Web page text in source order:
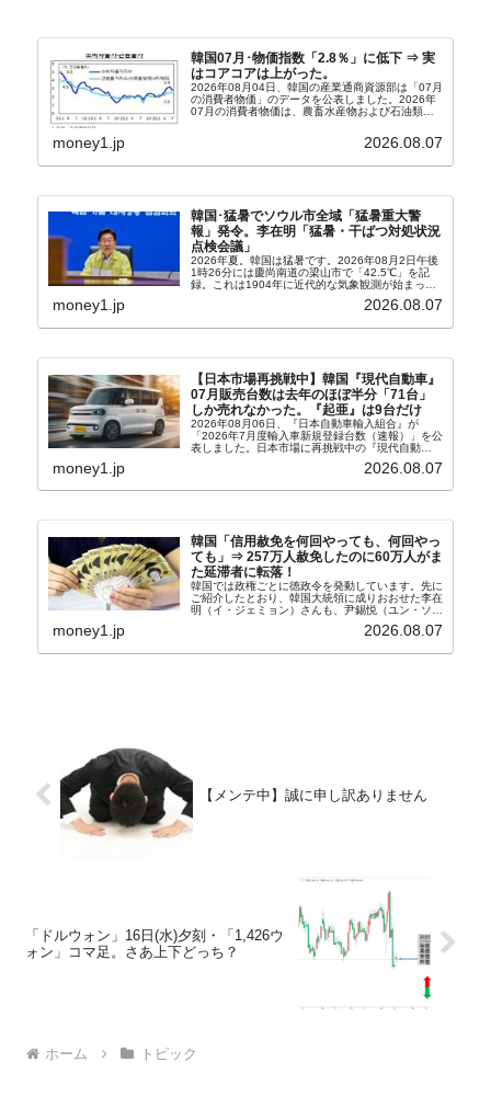
韓国07月･物価指数「2.8％」に低下 ⇒ 実
はコアコアは上がった。
2026年08月04日、韓国の産業通商資源部は「07月
の消費者物価」のデータを公表しました。2026年
07月の消費者物価は、農畜水産物および石油類の
2.8％上昇（06月は3.2％）となり、上昇率は前...
money1.jp 2026.08.07
韓国･猛暑でソウル市全域「猛暑重大警
報」発令。李在明「猛暑・干ばつ対処状況
点検会議」
2026年夏。韓国は猛暑です。2026年08月2日午後
1時26分には慶尚南道の梁山市で「42.5℃」を記
録。これは1904年に近代的な気象観測が始まって
ウル市全域への「猛暑重大警報」が発令され...
money1.jp 2026.08.07
【日本市場再挑戦中】韓国『現代自動車』
07月販売台数は去年のほぼ半分「71台」
しか売れなかった。『起亜』は9台だけ
2026年08月06日、『日本自動車輸入組合』が
「2026年7月度輸入車新規登録台数（速報）」を公
表しました。日本市場に再挑戦中の『現代自動
台数はこの中に捉えられているはずです。先月から
money1.jp 2026.08.07
韓国「信用赦免を何回やっても、何回やっ
ても」⇒ 257万人赦免したのに60万人がま
た延滞者に転落！
韓国では政権ごとに徳政令を発動しています。先に
ご紹介したとおり、韓国大統領に成りおおせた李在
明（イ・ジェミョン）さんも、尹錫悦（ユン・ソギ
バンクにして不良債権の買い取りを行い、分割償還
money1.jp 2026.08.07
【メンテ中】誠に申し訳ありません
「ドルウォン」16日(水)夕刻・「1,426ウ
ォン」コマ足。さあ上下どっち？
ホーム トピック